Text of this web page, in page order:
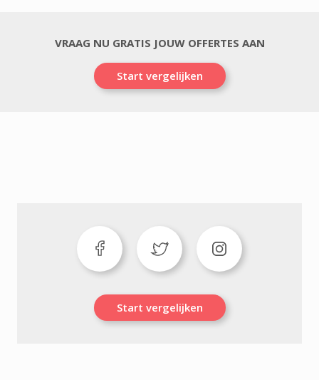
VRAAG NU GRATIS JOUW OFFERTES AAN
Start vergelijken
Start vergelijken